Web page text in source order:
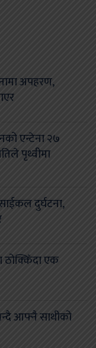
अपहरण,
एन्टेना २७
पृथ्वीमा
दुर्घटना,
एक
आफ्नै साथीको